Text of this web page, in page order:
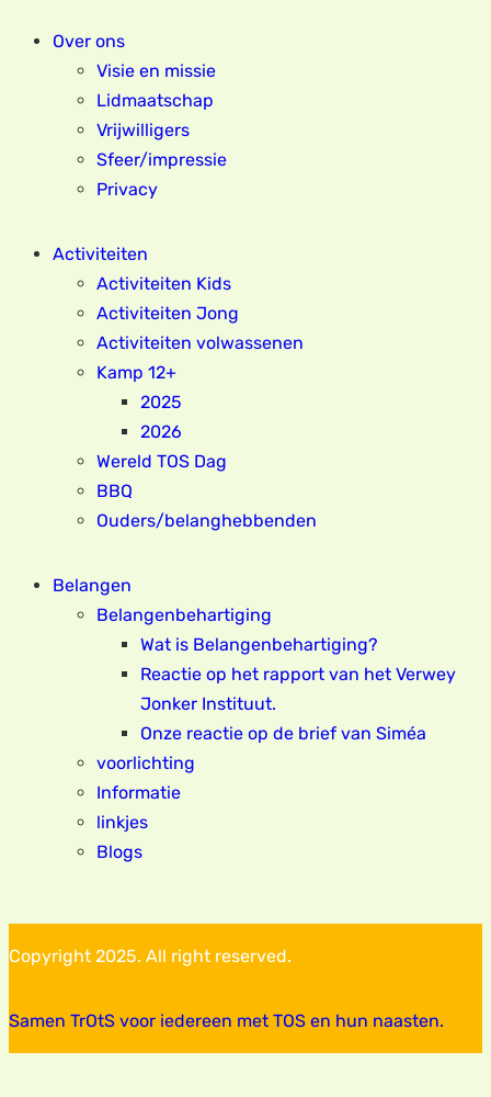
Over ons
Visie en missie
Lidmaatschap
Vrijwilligers
Sfeer/impressie
Privacy
Activiteiten
Activiteiten Kids
Activiteiten Jong
Activiteiten volwassenen
Kamp 12+
2025
2026
Wereld TOS Dag
BBQ
Ouders/belanghebbenden
Belangen
Belangenbehartiging
Wat is Belangenbehartiging?
Reactie op het rapport van het Verwey
Jonker Instituut.
Onze reactie op de brief van Siméa
voorlichting
Informatie
linkjes
Blogs
Copyright 2025. All right reserved.
Samen TrOtS voor iedereen met TOS en hun naasten.